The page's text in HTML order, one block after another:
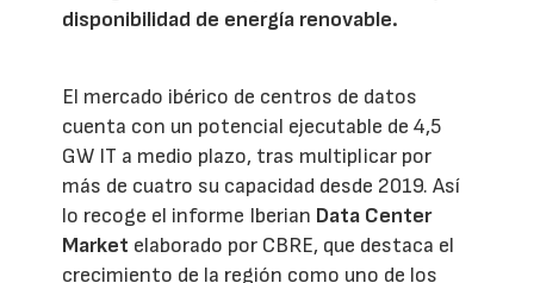
disponibilidad de energía renovable.
El mercado ibérico de centros de datos
cuenta con un potencial ejecutable de 4,5
GW IT a medio plazo, tras multiplicar por
más de cuatro su capacidad desde 2019. Así
lo recoge el informe Iberian Data Center
Market elaborado por CBRE, que destaca el
crecimiento de la región como uno de los